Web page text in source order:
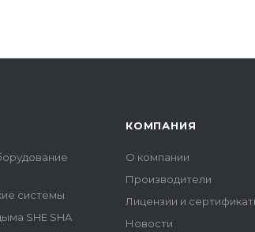
системы
SHE SHA
КОМПАНИЯ
О компании
Производители
Лицензии и
Новости